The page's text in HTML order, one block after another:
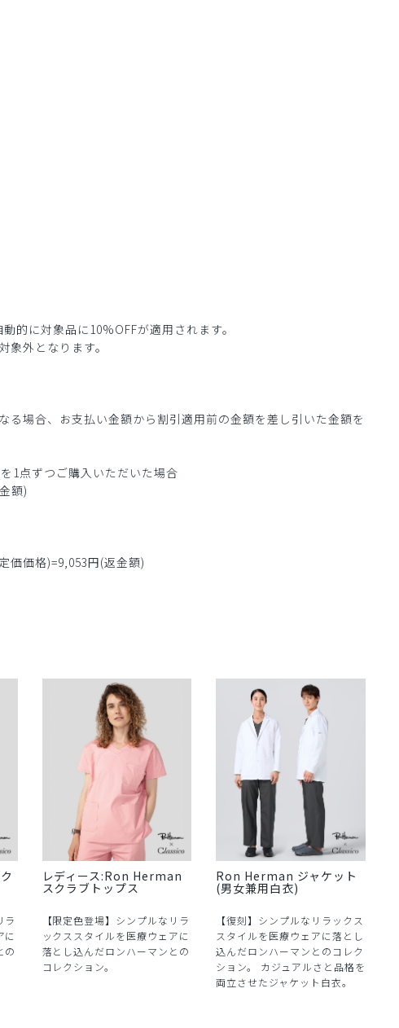
的に対象品に10%OFFが適用されます。
外となります。
場合、お支払い金額から割引適用前の金額を差し引いた金額を
1点ずつご購入いただいた場合
額)
価価格)=9,053円(返金額)
ラ
に
の
レディース:Ron Herman
スクラブトップス
【限定色登場】シンプルなリラ
ックススタイルを医療ウェアに
落とし込んだロンハーマンとの
コレクション。
Ron Herman ジャケット
(男女兼用白衣)
【復刻】シンプルなリラックス
スタイルを医療ウェアに落とし
込んだロンハーマンとのコレク
ション。 カジュアルさと品格を
両立させたジャケット白衣。